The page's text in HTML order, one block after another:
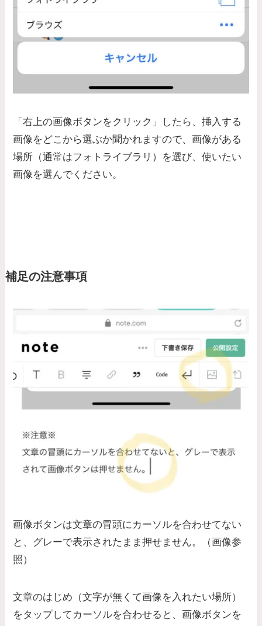
「右上の画像ボタンをクリック」したら、挿入する
画像をどこから選ぶか聞かれますので、画像がある
場所（通常はフォトライブラリ）を選び、使いたい
画像を選んでください。
補足の注意事項
画像ボタンは文章の冒頭にカーソルを合わせてない
と、グレーで表示されたまま押せません。（画像参
照）
文章のはじめ（文字が無くて画像を入れたい場所）
をタップしてカーソルを合わせると、画像ボタンを